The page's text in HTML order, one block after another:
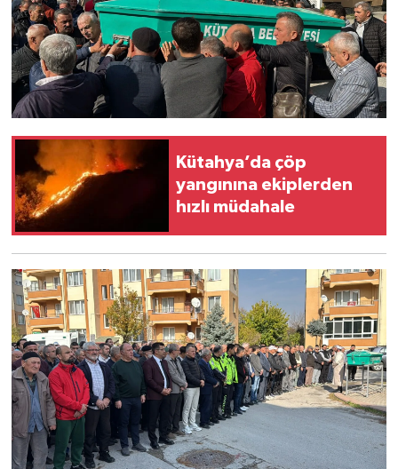
Kütahya’da çöp
yangınına ekiplerden
hızlı müdahale